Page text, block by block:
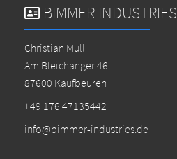
BIMMER INDUSTRIES
Christian Mull
Am Bleichanger 46
87600 Kaufbeuren
+49 176 47135442
info@bimmer-industries.de